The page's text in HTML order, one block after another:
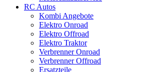
RC Autos
Kombi Angebote
Elektro Onroad
Elektro Offroad
Elektro Traktor
Verbrenner Onroad
Verbrenner Offroad
Ersatzteile